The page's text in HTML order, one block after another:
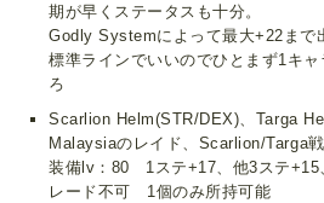
期が早くステータスも十分。
Godly Systemによって最大+22まで
標準ラインでいいのでひとまず1キ
ろ
Scarlion Helm(STR/DEX)、Targa
Malaysiaのレイド、Scarlion/Targa
装備lv：80 1ステ+17、他3ステ
レード不可 1個のみ所持可能